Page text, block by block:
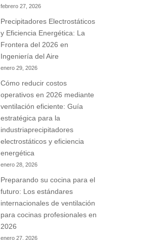
febrero 27, 2026
Precipitadores Electrostáticos
y Eficiencia Energética: La
Frontera del 2026 en
Ingeniería del Aire
enero 29, 2026
Cómo reducir costos
operativos en 2026 mediante
ventilación eficiente: Guía
estratégica para la
industriaprecipitadores
electrostáticos y eficiencia
energética
enero 28, 2026
Preparando su cocina para el
futuro: Los estándares
internacionales de ventilación
para cocinas profesionales en
2026
enero 27, 2026